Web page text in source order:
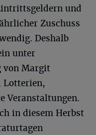
und
Zuschuss
Deshalb
unter
von Margit
Lotterien,
Veranstaltungen.
in diesem Herbst